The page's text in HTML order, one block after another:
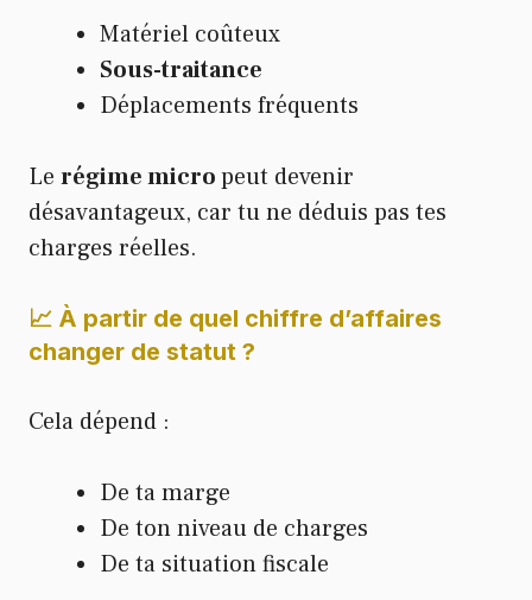
Matériel coûteux
Sous-traitance
Déplacements fréquents
Le régime micropeut devenir
désavantageux, car tu ne déduis pas tes
charges réelles.
📈 À partir de quel chiffre d’affaires
changer de statut ?
Cela dépend :
De ta marge
De ton niveau de charges
De ta situation fiscale